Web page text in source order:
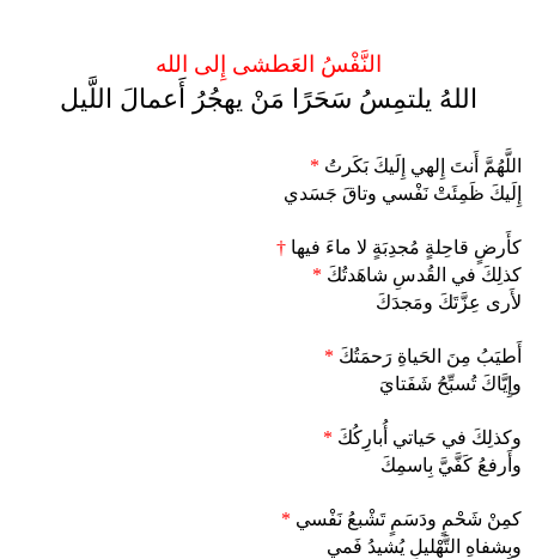
النَّفْسُ العَطشى إِلى الله
اللهُ يلتمِسُ سَحَرًا مَنْ يهجُرُ أَعمالَ اللَّيل
اللَّهُمَّ أَنتَ إِلهي إِلَيكَ بَكَرتُ *
إِلَيكَ ظَمِئَتْ نَفْسي وتاقَ جَسَدي
كأَرضٍ قاحِلةٍ مُجدِبَةٍ لا ماءَ فيها †
كذلِكَ في القُدسِ شاهَدتُكَ *
لأَرى عِزَّتَكَ ومَجدَكَ
أَطيَبُ مِنَ الحَياةِ رَحمَتُكَ *
وإِيَّاكَ تُسبِّحُ شَفَتايَ
وكذلِكَ في حَياتي أُبارِكُكَ *
وأَرفعُ كَفَّيَّ بِاسمِكَ
كمِنْ شَحْمٍ ودَسَمٍ تَشْبعُ نَفْسي *
وبِشفاهِ التَّهْليلِ يُشيدُ فَمي